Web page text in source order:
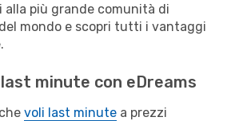
più grande comunità di
mondo e scopri tutti i vantaggi
minute con eDreams
voli last minute a prezzi